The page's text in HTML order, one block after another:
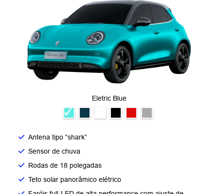
Eletric Blue
Antena tipo “shark”
Sensor de chuva
Rodas de 18 polegadas
Teto solar panorâmico elétrico